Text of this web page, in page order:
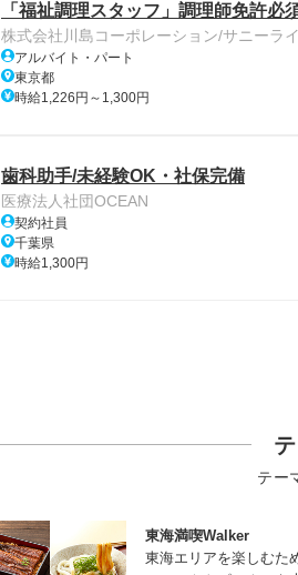
「福祉調理スタッフ」調理師免許
株式会社川島コーポレーション/サニーラ
アルバイト・パート
東京都
時給1,226円～1,300円
歯科助手/未経験OK・社保完備
医療法人社団OCEAN
契約社員
千葉県
時給1,300円
テー
東海満喫Walker
東海エリアを楽しむた